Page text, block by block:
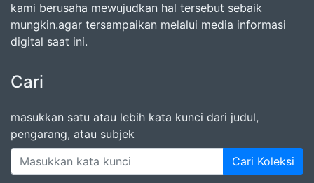
kami berusaha mewujudkan hal tersebut sebaik
mungkin.agar tersampaikan melalui media informasi
digital saat ini.
Cari
masukkan satu atau lebih kata kunci dari judul,
pengarang, atau subjek
Cari Koleksi